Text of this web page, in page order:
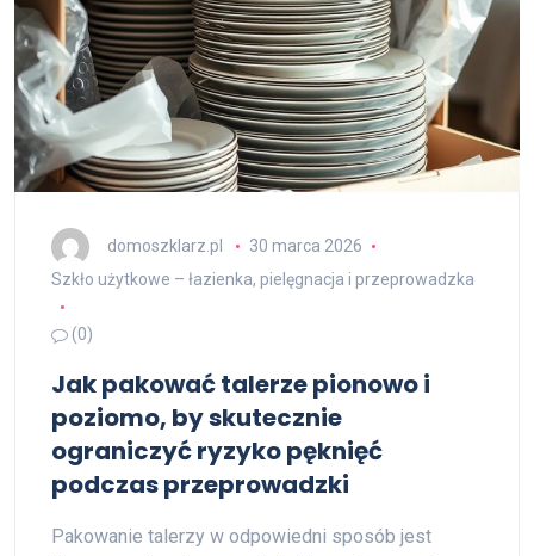
domoszklarz.pl
30 marca 2026
Szkło użytkowe – łazienka, pielęgnacja i przeprowadzka
(0)
Jak pakować talerze pionowo i
poziomo, by skutecznie
ograniczyć ryzyko pęknięć
podczas przeprowadzki
Pakowanie talerzy w odpowiedni sposób jest